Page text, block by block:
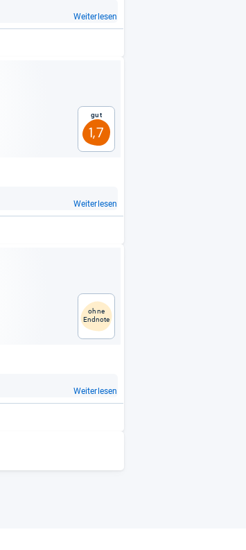
Weiterlesen
Gut
1,7
Weiterlesen
ohne
Endnote
Weiterlesen